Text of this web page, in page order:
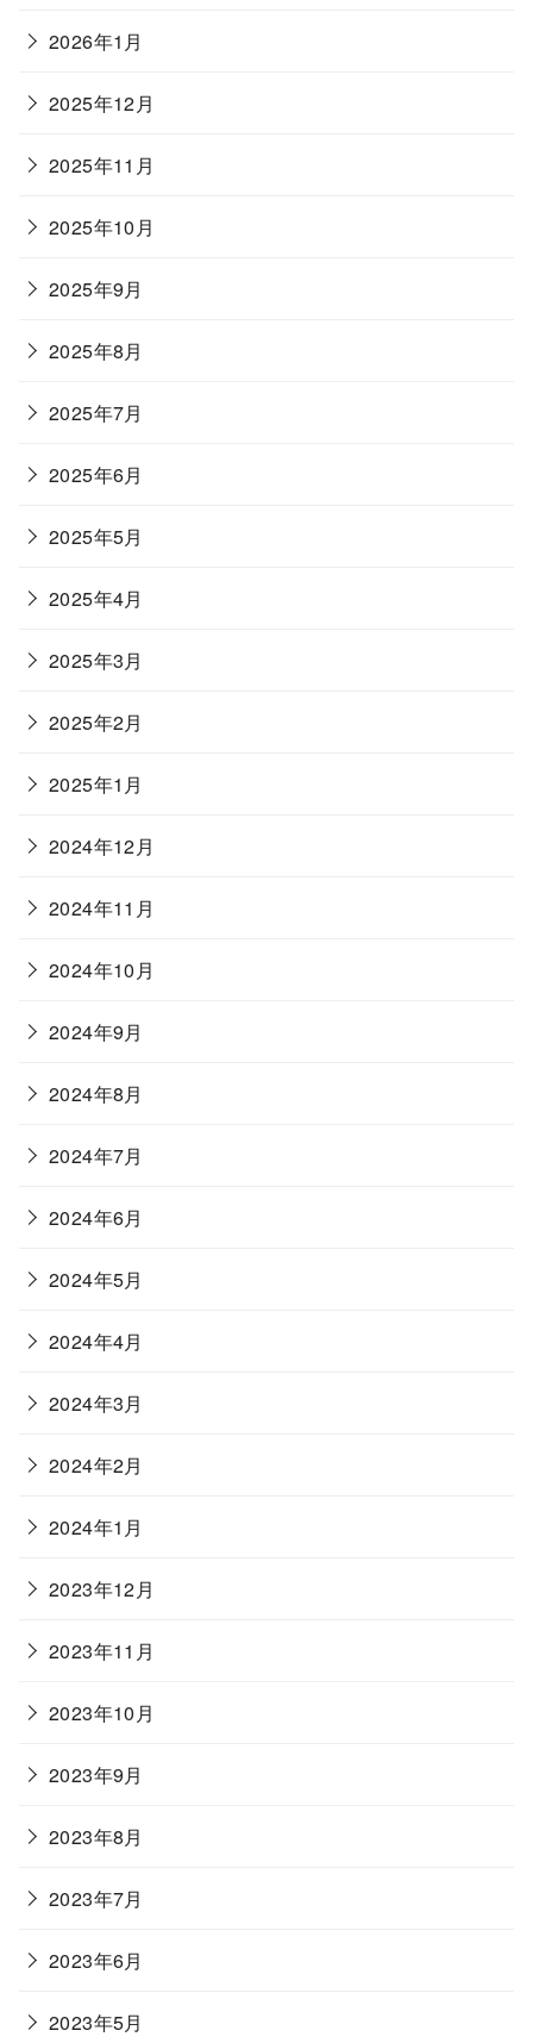
2026年1月
2025年12月
2025年11月
2025年10月
2025年9月
2025年8月
2025年7月
2025年6月
2025年5月
2025年4月
2025年3月
2025年2月
2025年1月
2024年12月
2024年11月
2024年10月
2024年9月
2024年8月
2024年7月
2024年6月
2024年5月
2024年4月
2024年3月
2024年2月
2024年1月
2023年12月
2023年11月
2023年10月
2023年9月
2023年8月
2023年7月
2023年6月
2023年5月